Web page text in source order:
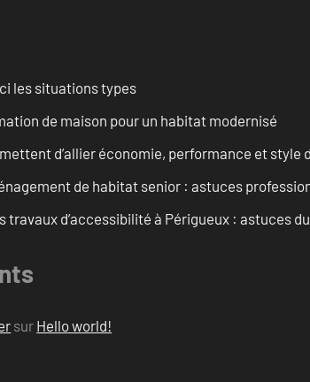
les situations types
de maison pour un habitat modernisé
d’allier économie, performance et style
de habitat senior : astuces
travaux d’accessibilité à Périgueux : astuces
sur Hello world!